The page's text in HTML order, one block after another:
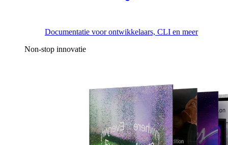
Documentatie voor ontwikkelaars, CLI en meer
Non-stop innovatie